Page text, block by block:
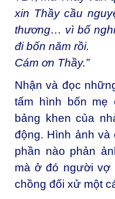
xin Thầy cầu
thương… vì bố
đi bốn năm rồi.
Cám ơn Thầy.”
Nhận và đọc
tấm hình bốn mẹ
bảng khen của
động. Hình ảnh và
phần nào phản
mà ở đó người vợ
chồng đối xử một